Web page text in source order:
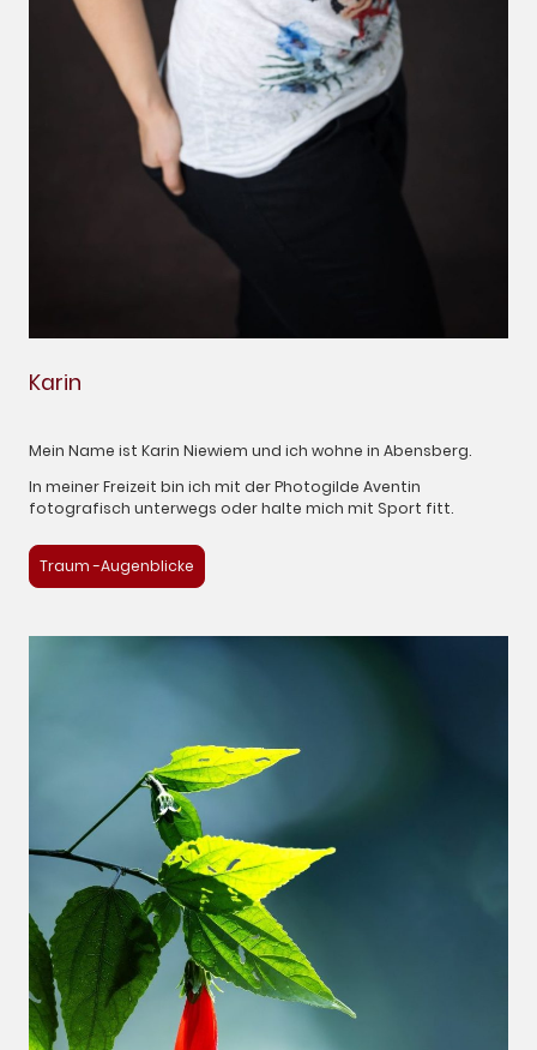
Karin
Mein Name ist Karin Niewiem und ich wohne in Abensberg.
In meiner Freizeit bin ich mit der Photogilde Aventin
fotografisch unterwegs oder halte mich mit Sport fitt.
Traum -Augenblicke